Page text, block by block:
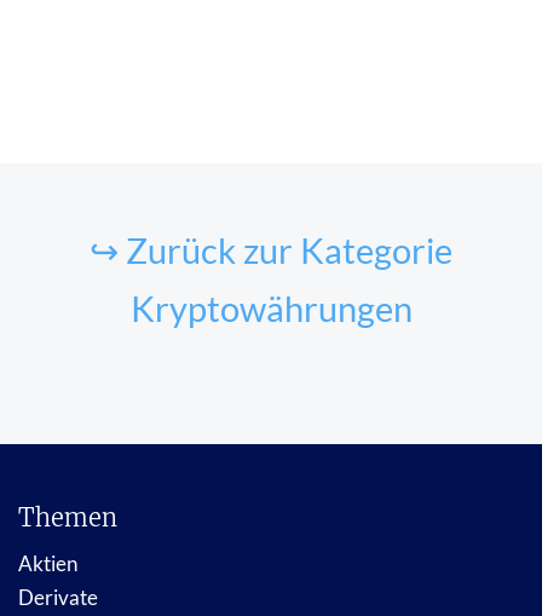
↪ Zurück zur Kategorie
Kryptowährungen
Themen
Aktien
Derivate